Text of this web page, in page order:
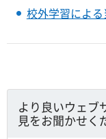
校外学習によ
より良いウェブ
見をお聞かせく